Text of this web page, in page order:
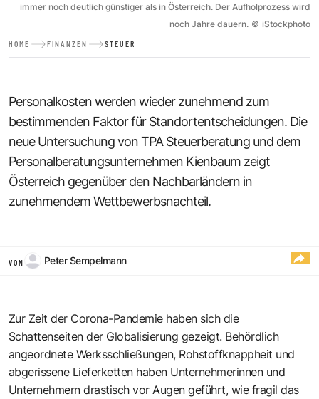
immer noch deutlich günstiger als in Österreich. Der Aufholprozess wird
noch Jahre dauern. © iStockphoto
HOME FINANZEN STEUER
Personalkosten werden wieder zunehmend zum
bestimmenden Faktor für Standortentscheidungen. Die
neue Untersuchung von TPA Steuerberatung und dem
Personalberatungsunternehmen Kienbaum zeigt
Österreich gegenüber den Nachbarländern in
zunehmendem Wettbewerbsnachteil.
VON Peter Sempelmann
Zur Zeit der Corona-Pandemie haben sich die
Schattenseiten der Globalisierung gezeigt. Behördlich
angeordnete Werksschließungen, Rohstoffknappheit und
abgerissene Lieferketten haben Unternehmerinnen und
Unternehmern drastisch vor Augen geführt, wie fragil das